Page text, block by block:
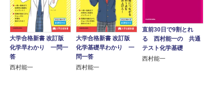
大学合格新書 改訂版
化学早わかり 一問一
答
西村能一
大学合格新書 改訂版
化学基礎早わかり 一
問一答
西村能一
直前30日で9割とれ
る 西村能一の 共通
テスト化学基礎
西村能一